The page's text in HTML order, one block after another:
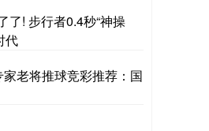
了! 步行者0.4秒“神操
代
老将推球竞彩推荐：国